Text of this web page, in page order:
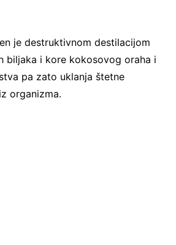
je destruktivnom destilacijom
biljaka i kore kokosovog oraha i
pa zato uklanja štetne
organizma.